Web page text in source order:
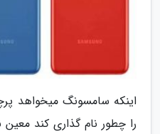
اینکه سامسونگ میخواهد
را چطور نام گذاری کند